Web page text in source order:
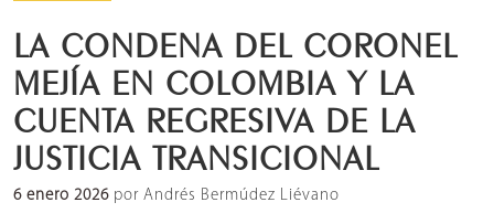
LA CONDENA DEL CORONEL
MEJÍA EN COLOMBIA Y LA
CUENTA REGRESIVA DE LA
JUSTICIA TRANSICIONAL
6 enero 2026 por Andrés Bermúdez Liévano